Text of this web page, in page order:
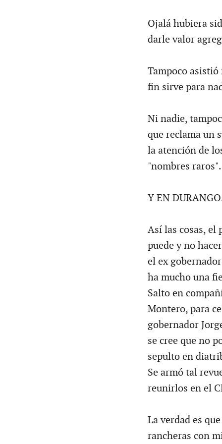
Ojalá hubiera
darle valor
Tampoco
fin sirve para
Ni nadie,
que reclama un
la atención de
"nombres raros".
Y EN
Así las cosas, el
puede y no
el ex
ha mucho una
Salto en
Montero, para
gobernador
se cree que no
sepulto en
Se armó tal
reunirlos en el
La verdad es
rancheras con